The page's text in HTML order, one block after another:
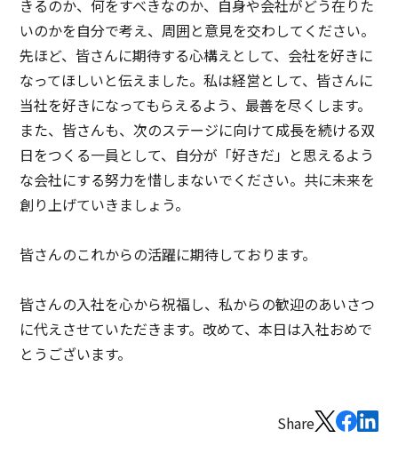
きるのか、何をすべきなのか、自身や会社がどう在りた
いのかを自分で考え、周囲と意見を交わしてください。
先ほど、皆さんに期待する心構えとして、会社を好きに
なってほしいと伝えました。私は経営として、皆さんに
当社を好きになってもらえるよう、最善を尽くします。
また、皆さんも、次のステージに向けて成長を続ける双
日をつくる一員として、自分が「好きだ」と思えるよう
な会社にする努力を惜しまないでください。共に未来を
創り上げていきましょう。
皆さんのこれからの活躍に期待しております。
皆さんの入社を心から祝福し、私からの歓迎のあいさつ
に代えさせていただきます。改めて、本日は入社おめで
とうございます。
Share